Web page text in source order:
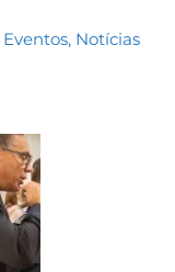
Eventos, Notícias